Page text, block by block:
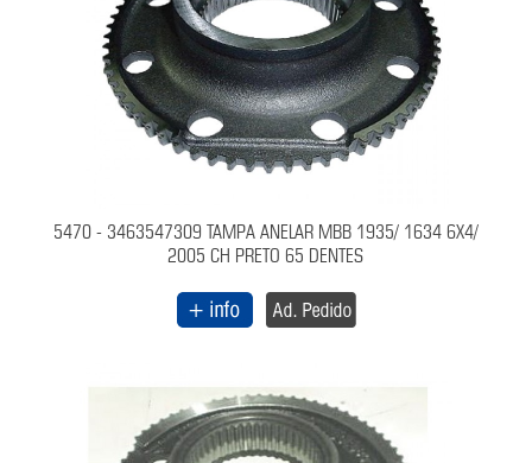
5470 - 3463547309 TAMPA ANELAR MBB 1935/ 1634 6X4/
2005 CH PRETO 65 DENTES